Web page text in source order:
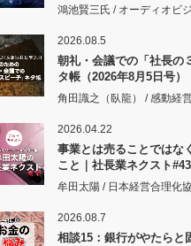
鴻池賢三氏 / オーディオビ
2026.08.5
朝礼・会議での「社長の
タ帳（2026年8月5日号）
角田識之（臥龍） / 感動経
2026.04.22
事業とは売ることではな
こと｜社長業ネクスト
牟田太陽 / 日本経営合理化
2026.08.7
相談15：銀行がやたらと